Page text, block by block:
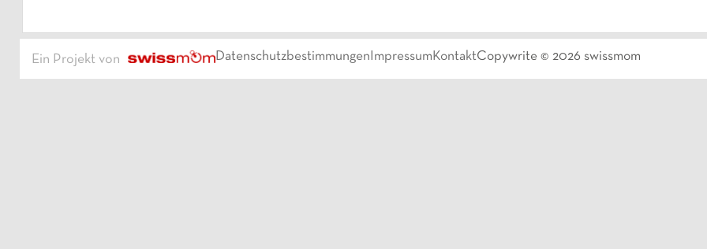
Ein Projekt von DatenschutzbestimmungenImpressumKontaktCopywrite © 2026 swissmom